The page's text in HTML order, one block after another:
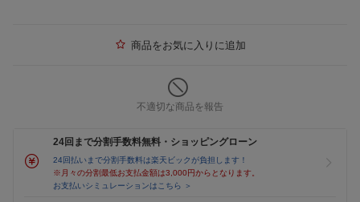
商品をお気に入りに追加
不適切な商品を報告
24回まで分割手数料無料・ショッピングローン
24回払いまで分割手数料は楽天ビックが負担します！
※月々の分割最低お支払金額は3,000円からとなります。
お支払いシミュレーションはこちら ＞